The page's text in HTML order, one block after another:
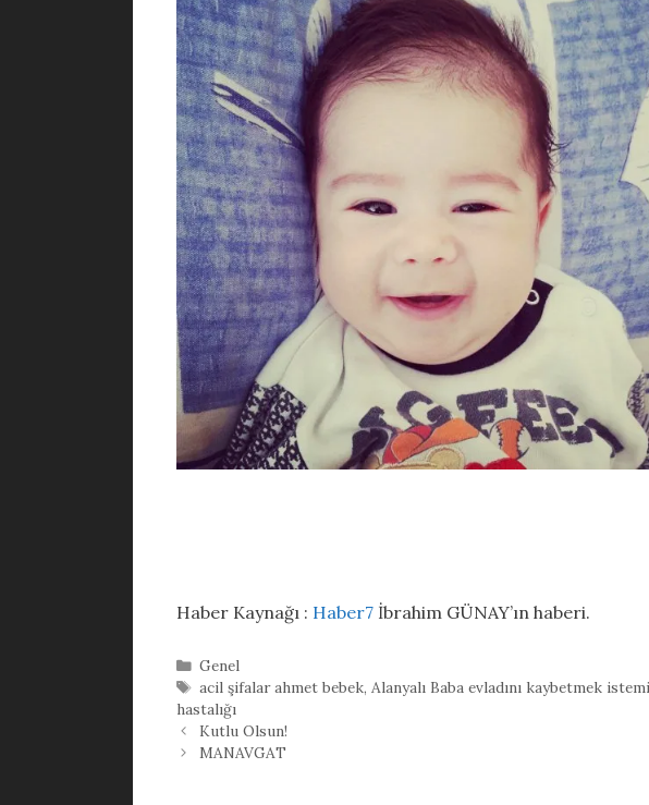
Haber Kaynağı : Haber7 İbrahim GÜNAY’ın haberi.
Kategoriler
Genel
Etiketler
acil şifalar ahmet bebek,Alanyalı Baba evladını kaybetmek
hastalığı
Kutlu Olsun!
MANAVGAT